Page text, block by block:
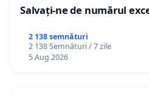
Salvați-ne de numărul
2 138 semnături
2 138 Semnături / 7 zile
5 Aug 2026